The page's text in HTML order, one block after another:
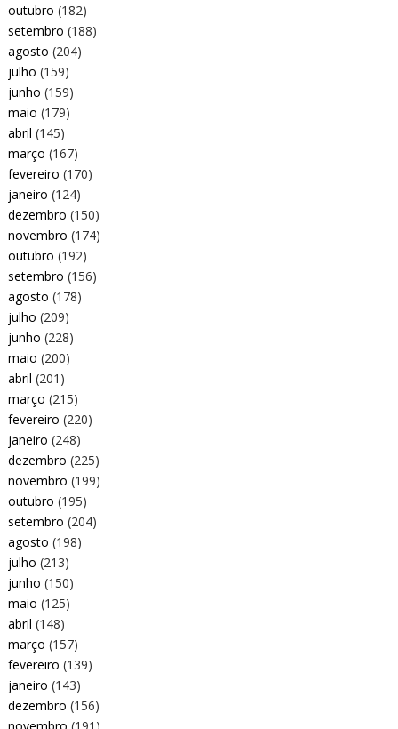
outubro (182)
setembro (188)
agosto (204)
julho (159)
junho (159)
maio (179)
abril (145)
março (167)
fevereiro (170)
janeiro (124)
dezembro (150)
novembro (174)
outubro (192)
setembro (156)
agosto (178)
julho (209)
junho (228)
maio (200)
abril (201)
março (215)
fevereiro (220)
janeiro (248)
dezembro (225)
novembro (199)
outubro (195)
setembro (204)
agosto (198)
julho (213)
junho (150)
maio (125)
abril (148)
março (157)
fevereiro (139)
janeiro (143)
dezembro (156)
novembro (191)